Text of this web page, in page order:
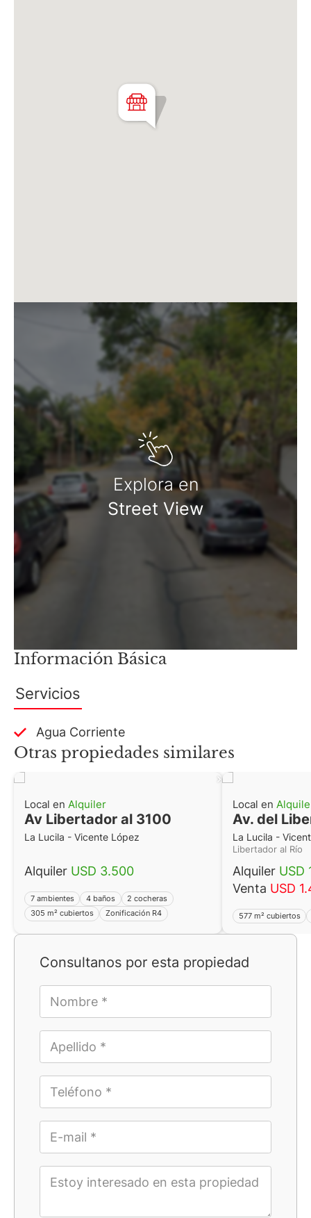
Consultanos por esta propiedad
Explora en
Street View
Información Básica
Servicios
Agua Corriente
Otras propiedades similares
Local en Alquiler
Av Libertador al 3100
La Lucila - Vicente López
Alquiler USD 3.500
7 ambientes 4 baños
2 cocheras
305 m² cubiertos
Zonificación R4
Local en
Av. del
La Lucila -
Libertador al Río
Alquiler USD
Venta USD
577 m² cubiertos